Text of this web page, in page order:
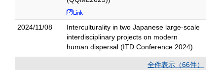
2024/11/08
Interculturality in two Japanese large-scale
interdisciplinary projects on modern
human dispersal (ITD Conference 2024)
全件表示（66件）